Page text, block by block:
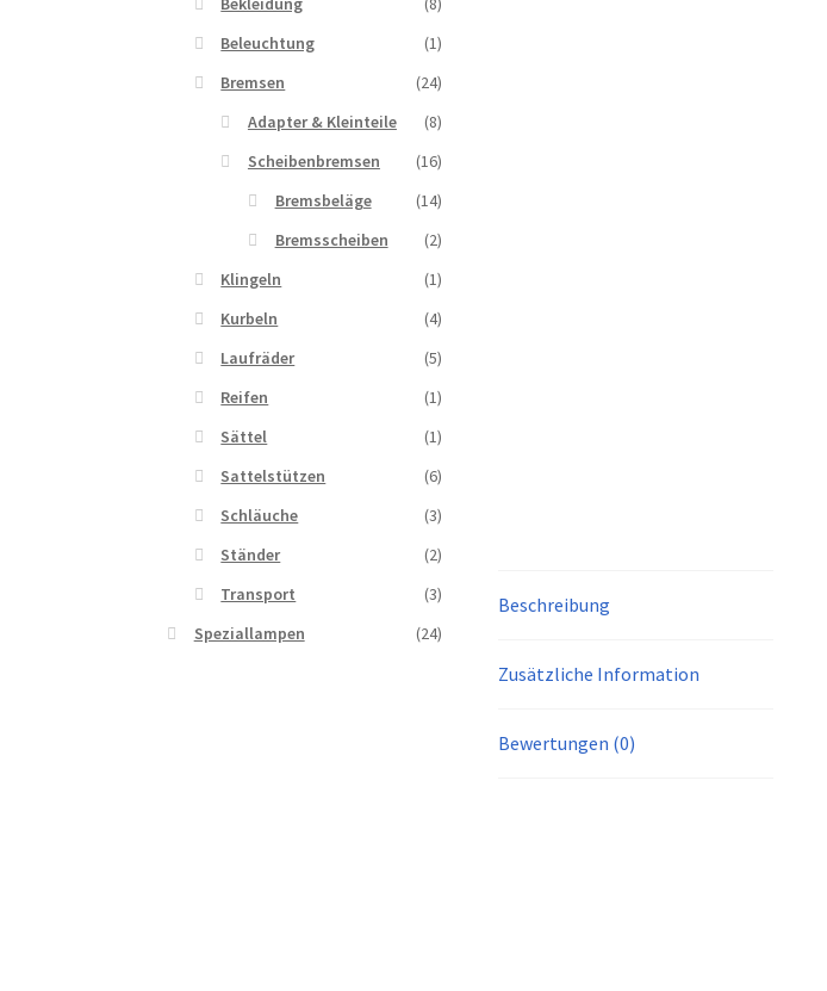
Beschreibung
Zusätzliche Information
Bewertungen (0)
Beleuchtung
(1)
Bremsen
(24)
Adapter & Kleinteile
(8)
Scheibenbremsen
(16)
Bremsbeläge
(14)
Bremsscheiben
(2)
Klingeln
(1)
Kurbeln
(4)
Laufräder
(5)
Reifen
(1)
Sättel
(1)
Sattelstützen
(6)
Schläuche
(3)
Ständer
(2)
Transport
(3)
Speziallampen
(24)